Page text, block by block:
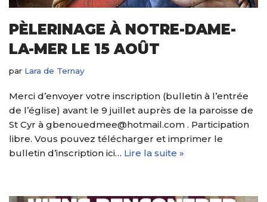
PÈLERINAGE À NOTRE-DAME-
LA-MER LE 15 AOÛT
par Lara de Ternay
Merci d’envoyer votre inscription (bulletin à l’entrée
de l’église) avant le 9 juillet auprès de la paroisse de
St Cyr à gbenouedmee@hotmail.com . Participation
libre. Vous pouvez télécharger et imprimer le
bulletin d’inscription ici… Lire la suite »